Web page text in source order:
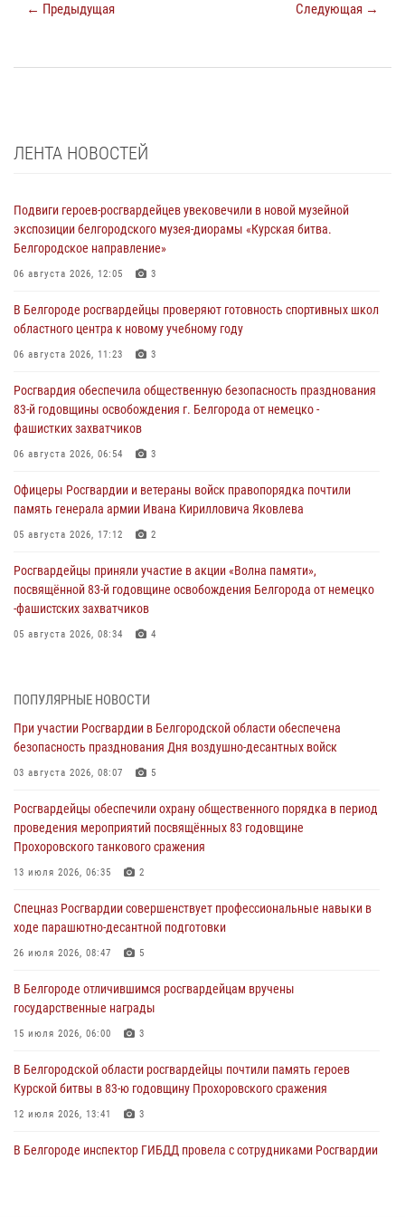
← Предыдущая Следующая →
ЛЕНТА НОВОСТЕЙ
Подвиги героев‑росгвардейцев увековечили в новой музейной
экспозиции белгородского музея‑диорамы «Курская битва.
Белгородское направление»
06 августа 2026, 12:05 3
В Белгороде росгвардейцы проверяют готовность спортивных школ
областного центра к новому учебному году
06 августа 2026, 11:23 3
Росгвардия обеспечила общественную безопасность празднования
83-й годовщины освобождения г. Белгорода от немецко -
фашистких захватчиков
06 августа 2026, 06:54 3
Офицеры Росгвардии и ветераны войск правопорядка почтили
память генерала армии Ивана Кирилловича Яковлева
05 августа 2026, 17:12 2
Росгвардейцы приняли участие в акции «Волна памяти»,
посвящённой 83‑й годовщине освобождения Белгорода от немецко
‑фашистских захватчиков
05 августа 2026, 08:34 4
Росгвардейцы спасли раненого при атаке FPV-дрона ВСУ жителя
белгородского приграничья
За неделю белгородские росгвардейцы пресекли свыше 130
правонарушений
04 августа 2026, 06:03
Сотрудники Росгвардии задержали подозреваемую в краже
товаров из гипермаркета в Белгороде
03 августа 2026, 13:29
«Я расскажу вам о Герое»: история подполковника милиции в
отставке Виктора Хайрулика (видео)
03 августа 2026, 10:37
ПОПУЛЯРНЫЕ НОВОСТИ
При участии Росгвардии в Белгородской области обеспечена
безопасность празднования Дня воздушно-десантных войск
03 августа 2026, 08:07 5
Росгвардейцы обеспечили охрану общественного порядка в период
проведения мероприятий посвящённых 83 годовщине
Прохоровского танкового сражения
13 июля 2026, 06:35 2
Спецназ Росгвардии совершенствует профессиональные навыки в
ходе парашютно-десантной подготовки
26 июля 2026, 08:47 5
В Белгороде отличившимся росгвардейцам вручены
государственные награды
15 июля 2026, 06:00 3
В Белгородской области росгвардейцы почтили память героев
Курской битвы в 83-ю годовщину Прохоровского сражения
12 июля 2026, 13:41 3
В Белгороде инспектор ГИБДД провела с сотрудниками Росгвардии